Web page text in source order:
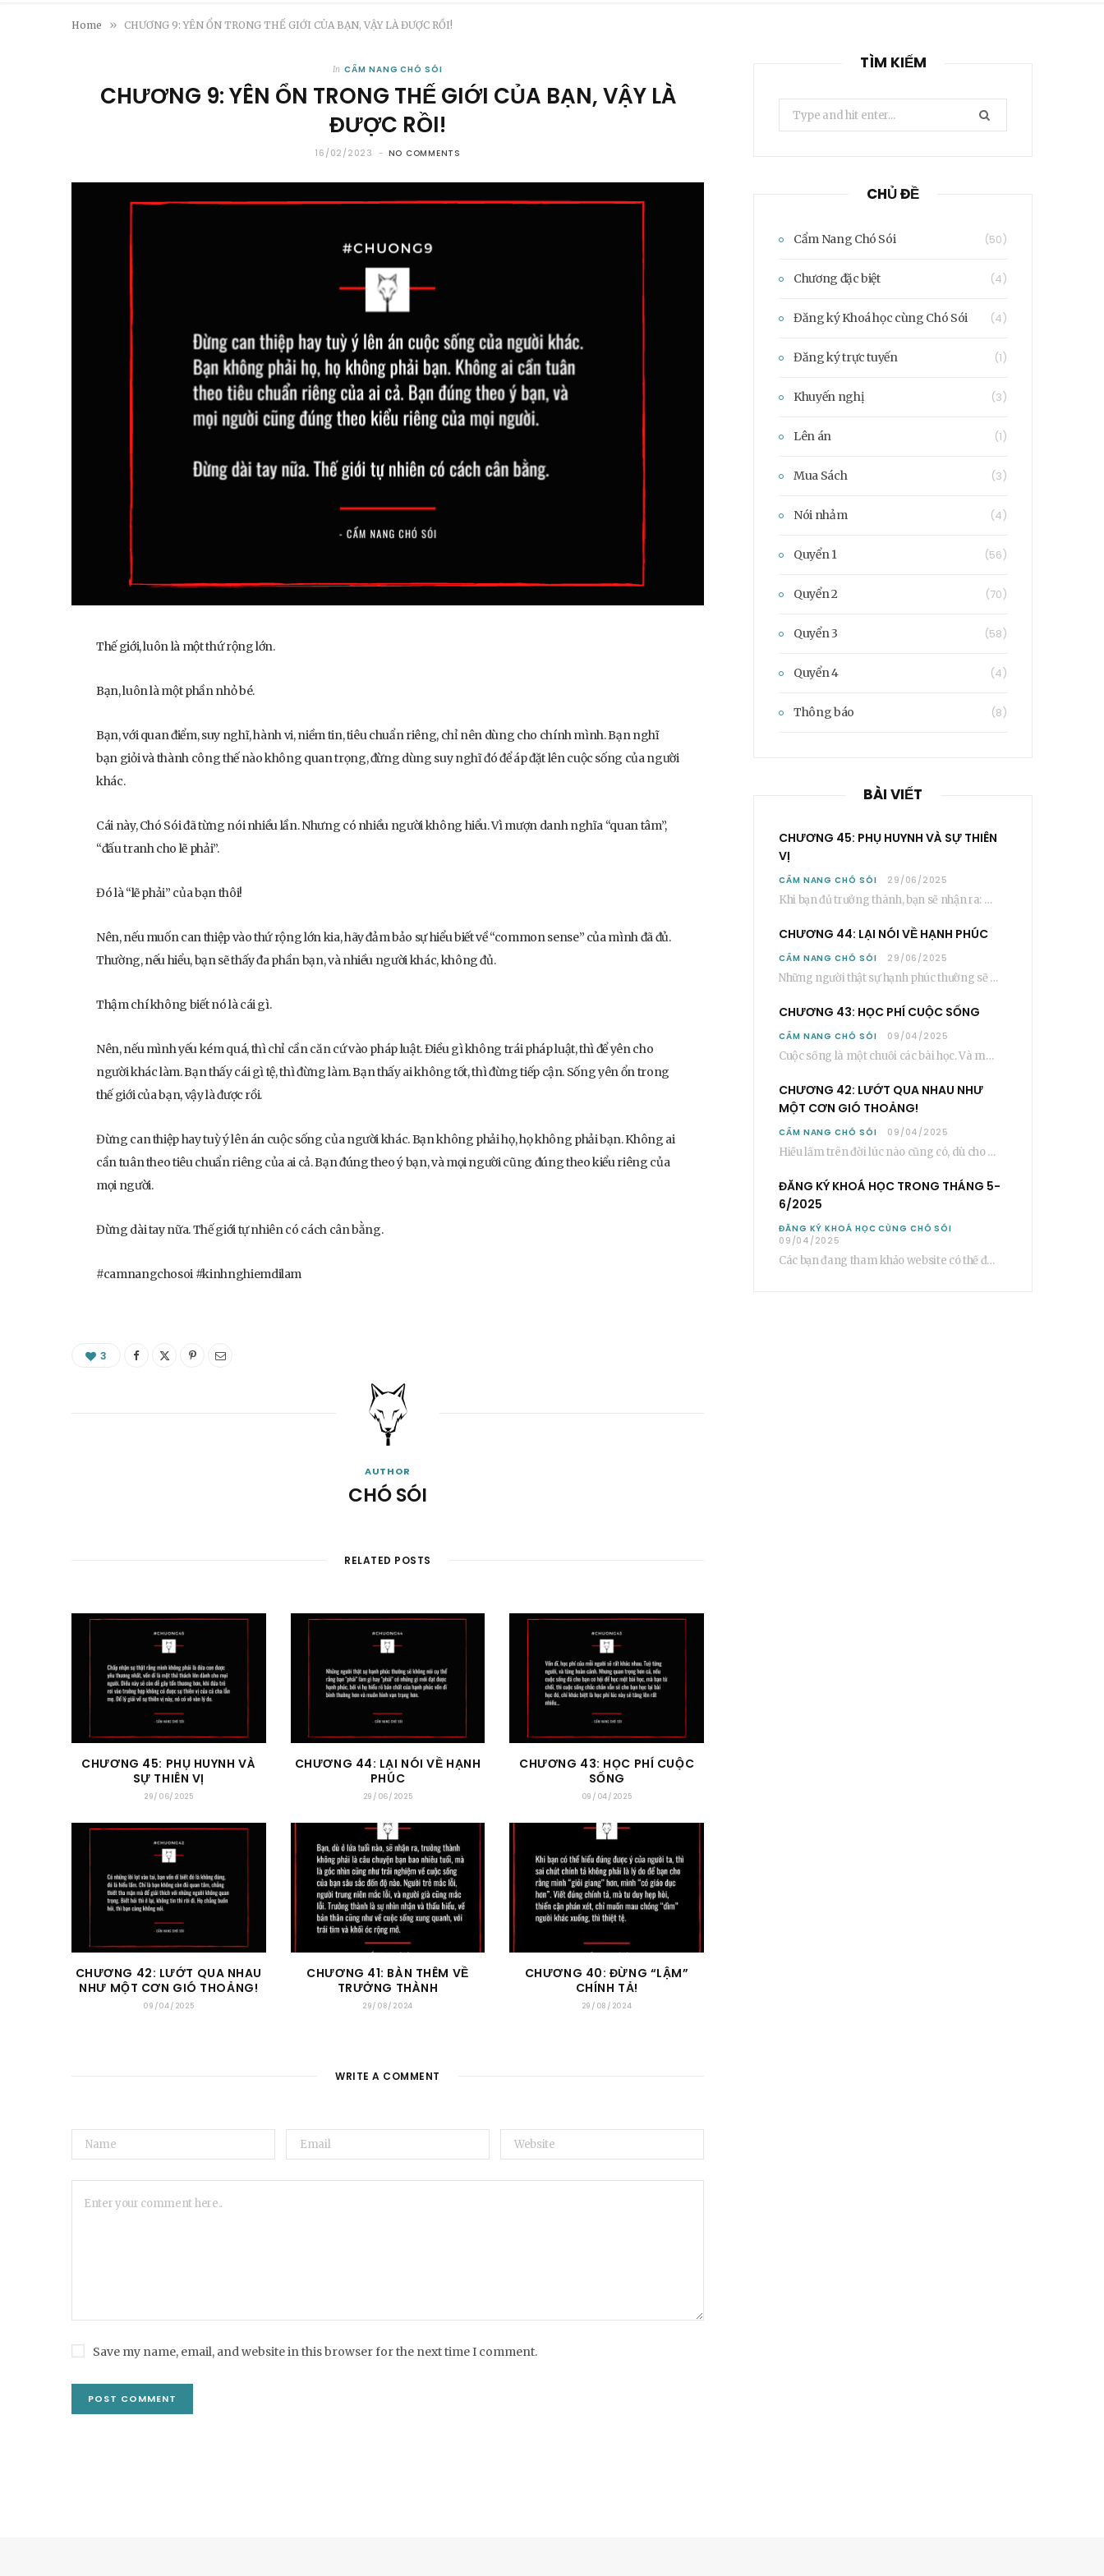
Home » CHƯƠNG 9: YÊN ỔN TRONG THẾ GIỚI CỦA BẠN, VẬY LÀ ĐƯỢC RỒI!
In CẨM NANG CHÓ SÓI
CHƯƠNG 9: YÊN ỔN TRONG THẾ GIỚI CỦA BẠN, VẬY LÀ
ĐƯỢC RỒI!
16/02/2023 NO COMMENTS
Thế giới, luôn là một thứ rộng lớn.
Bạn, luôn là một phần nhỏ bé.
Bạn, với quan điểm, suy nghĩ, hành vi, niềm tin, tiêu chuẩn riêng, chỉ nên dùng cho chính mình. Bạn nghĩ
bạn giỏi và thành công thế nào không quan trọng, đừng dùng suy nghĩ đó để áp đặt lên cuộc sống của người
khác.
Cái này, Chó Sói đã từng nói nhiều lần. Nhưng có nhiều người không hiểu. Vì mượn danh nghĩa “quan tâm”,
“đấu tranh cho lẽ phải”.
Đó là “lẽ phải” của bạn thôi!
Nên, nếu muốn can thiệp vào thứ rộng lớn kia, hãy đảm bảo sự hiểu biết về “common sense” của mình đã đủ.
Thường, nếu hiểu, bạn sẽ thấy đa phần bạn, và nhiều người khác, không đủ.
Thậm chí không biết nó là cái gì.
Nên, nếu mình yếu kém quá, thì chỉ cần căn cứ vào pháp luật. Điều gì không trái pháp luật, thì để yên cho
người khác làm. Bạn thấy cái gì tệ, thì đừng làm. Bạn thấy ai không tốt, thì đừng tiếp cận. Sống yên ổn trong
thế giới của bạn, vậy là được rồi.
Đừng can thiệp hay tuỳ ý lên án cuộc sống của người khác. Bạn không phải họ, họ không phải bạn. Không ai
cần tuân theo tiêu chuẩn riêng của ai cả. Bạn đúng theo ý bạn, và mọi người cũng đúng theo kiểu riêng của
mọi người.
Đừng dài tay nữa. Thế giới tự nhiên có cách cân bằng.
#camnangchosoi #kinhnghiemdilam
3
AUTHOR
CHÓ SÓI
RELATED POSTS
CHƯƠNG 45: PHỤ HUYNH VÀ
SỰ THIÊN VỊ
29/06/2025
CHƯƠNG 44: LẠI NÓI VỀ HẠNH
PHÚC
29/06/2025
CHƯƠNG 43: HỌC PHÍ CUỘC
SỐNG
09/04/2025
CHƯƠNG 42: LƯỚT QUA NHAU
NHƯ MỘT CƠN GIÓ THOẢNG!
09/04/2025
CHƯƠNG 41: BÀN THÊM VỀ
TRƯỞNG THÀNH
29/08/2024
CHƯƠNG 40: ĐỪNG “LẬM”
CHÍNH TẢ!
29/08/2024
WRITE A COMMENT
Save my name, email, and website in this browser for the next time I comment.
TÌM KIẾM
Search
for:
CHỦ ĐỀ
Cẩm Nang Chó Sói (50)
Chương đặc biệt (4)
Đăng ký Khoá học cùng Chó Sói (4)
Đăng ký trực tuyến (1)
Khuyến nghị (3)
Lên án (1)
Mua Sách (3)
Nói nhảm (4)
Quyển 1 (56)
Quyển 2 (70)
Quyển 3 (58)
Quyển 4 (4)
Thông báo (8)
BÀI VIẾT
CHƯƠNG 45: PHỤ HUYNH VÀ SỰ THIÊN
VỊ
CẨM NANG CHÓ SÓI 29/06/2025
Khi bạn đủ trưởng thành, bạn sẽ nhận ra: Phần lớn các bậc phụ huynh…
CHƯƠNG 44: LẠI NÓI VỀ HẠNH PHÚC
CẨM NANG CHÓ SÓI 29/06/2025
Những người thật sự hạnh phúc thường sẽ không nói cụ thể rằng bạn “phải”…
CHƯƠNG 43: HỌC PHÍ CUỘC SỐNG
CẨM NANG CHÓ SÓI 09/04/2025
Cuộc sống là một chuỗi các bài học. Và mỗi người, sẽ phải học rất…
CHƯƠNG 42: LƯỚT QUA NHAU NHƯ
MỘT CƠN GIÓ THOẢNG!
CẨM NANG CHÓ SÓI 09/04/2025
Hiểu lầm trên đời lúc nào cũng có, dù cho nó ở trong một mối…
ĐĂNG KÝ KHOÁ HỌC TRONG THÁNG 5-
6/2025
ĐĂNG KÝ KHOÁ HỌC CÙNG CHÓ SÓI
09/04/2025
Các bạn đang tham khảo website có thể đăng ký các khoá học cơ bản…